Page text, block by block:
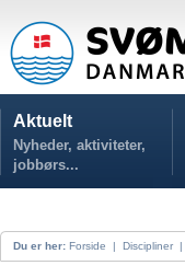
Aktuelt
Nyheder, aktiviteter,
jobbørs...
Du er her: Forside | Discipliner |